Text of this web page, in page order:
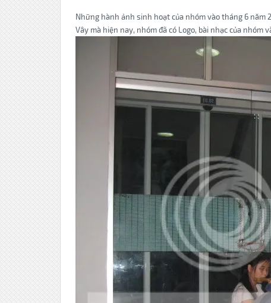
Những hành ảnh sinh hoạt của nhóm vào tháng 6 năm
Vây mà hiện nay, nhóm đã có Logo, bài nhạc của nhóm